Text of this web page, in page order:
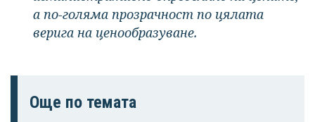
а по-голяма прозрачност по цялата
верига на ценообразуване.
Още по темата